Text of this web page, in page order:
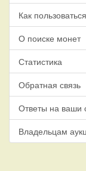
Как
О поиске монет
Статистика
Обратная связь
Ответы на ваши
Владельцам